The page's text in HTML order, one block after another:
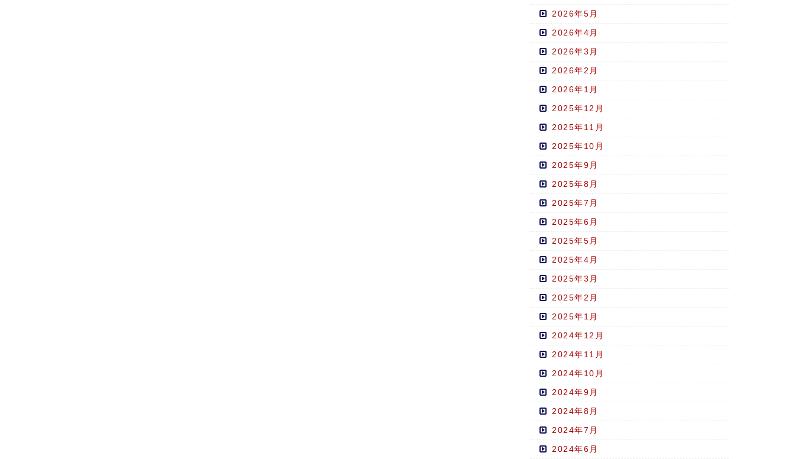
2026年5月
2026年4月
2026年3月
2026年2月
2026年1月
2025年12月
2025年11月
2025年10月
2025年9月
2025年8月
2025年7月
2025年6月
2025年5月
2025年4月
2025年3月
2025年2月
2025年1月
2024年12月
2024年11月
2024年10月
2024年9月
2024年8月
2024年7月
2024年6月